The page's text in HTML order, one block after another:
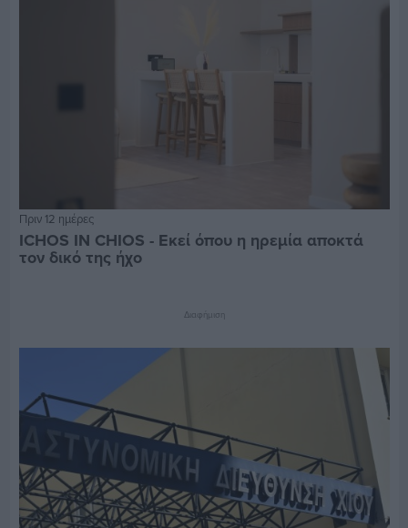
Πριν 12 ημέρες
ICHOS IN CHIOS - Εκεί όπου η ηρεμία αποκτά
τον δικό της ήχο
Διαφήμιση